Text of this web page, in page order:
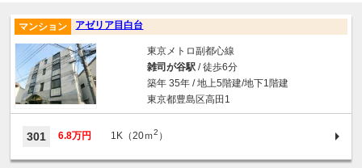
アゼリア目白台
マンション
東京メトロ副都心線
雑司が谷駅/ 徒歩6分
築年 35年 / 地上5階建/地下1階建
東京都豊島区高田1
301 6.8万円 1K（20ｍ2 ）